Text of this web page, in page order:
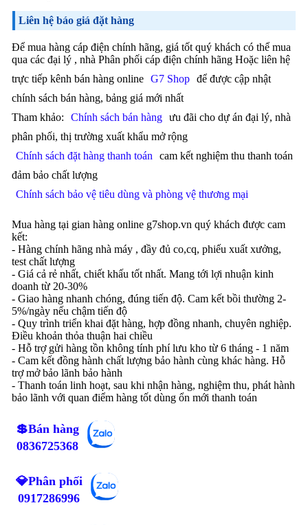
Liên hệ báo giá đặt hàng
Để mua hàng cáp điện chính hãng, giá tốt quý khách có thể mua
qua các đại lý , nhà Phân phối cáp điện chính hãng Hoặc liên hệ
trực tiếp kênh bán hàng online G7 Shop
để được cập nhật
chính sách bán hàng, bảng giá mới nhất
Tham khảo:
Chính sách bán hàng
ưu đãi cho dự án đại lý, nhà
phân phối, thị trường xuất khẩu mở rộng
Chính sách đặt hàng thanh toán
cam kết nghiệm thu thanh toán
đảm bảo chất lượng
Chính sách bảo vệ tiêu dùng và phòng vệ thương mại
Mua hàng tại gian hàng online g7shop.vn quý khách được cam
kết:
- Hàng chính hãng nhà máy , đầy đủ co,cq, phiếu xuất xưởng,
test chất lượng
- Giá cả rẻ nhất, chiết khấu tốt nhất. Mang tới lợi nhuận kinh
doanh từ 20-30%
- Giao hàng nhanh chóng, đúng tiến độ. Cam kết bồi thường 2-
5%/ngày nếu chậm tiến độ
- Quy trình triển khai đặt hàng, hợp đồng nhanh, chuyên nghiệp.
Điều khoản thỏa thuận hai chiều
- Hỗ trợ gửi hàng tồn không tính phí lưu kho từ 6 tháng - 1 năm
- Cam kết đồng hành chất lượng bảo hành cùng khác hàng. Hỗ
trợ mở bảo lãnh bảo hành
- Thanh toán linh hoạt, sau khi nhận hàng, nghiệm thu, phát hành
bảo lãnh với quan điểm hàng tốt dùng ổn mới thanh toán
💲Bán hàng
0836725368
💎Phân phối
0917286996